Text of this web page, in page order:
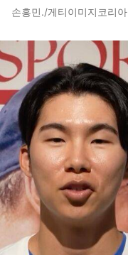
손흥민./게티이미지코리아